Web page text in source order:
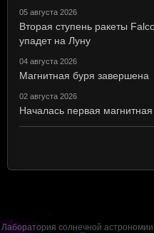
05 августа 2026
Вторая ступень ракеты
упадет на Луну
04 августа 2026
Магнитная буря завершена
02 августа 2026
Началась первая магнитная
Лаборатория солнечной астрономии